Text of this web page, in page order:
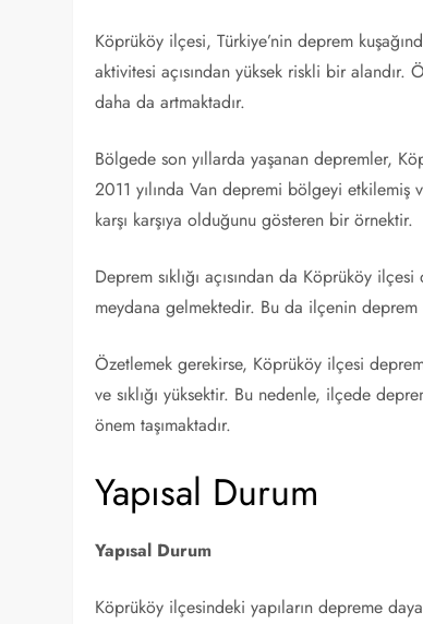
Köprüköy ilçesi, Türkiye’nin deprem
aktivitesi açısından yüksek riskli bir
daha da artmaktadır.
Bölgede son yıllarda yaşanan depremler,
2011 yılında Van depremi bölgeyi
karşı karşıya olduğunu gösteren bir örnektir.
Deprem sıklığı açısından da Köprüköy
meydana gelmektedir. Bu da ilçenin
Özetlemek gerekirse, Köprüköy ilçesi
ve sıklığı yüksektir. Bu nedenle, ilçede
önem taşımaktadır.
Yapısal Durum
Yapısal Durum
Köprüköy ilçesindeki yapıların depreme